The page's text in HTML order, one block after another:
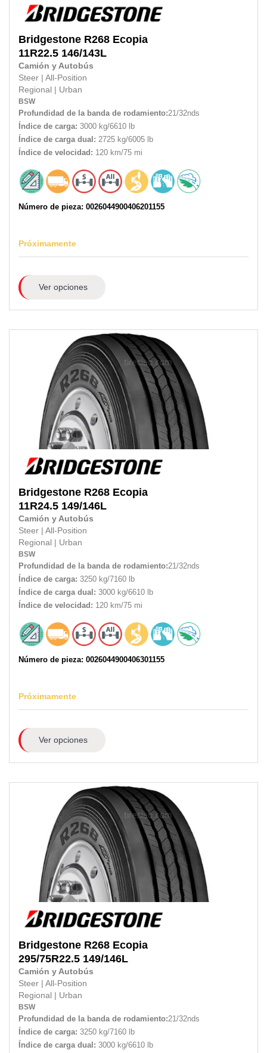
Bridgestone R268 Ecopia
11R22.5 146/143L
Camión y Autobús
Steer
All-Position
Regional
Urban
BSW
Profundidad de la banda de rodamiento:21/32nds
Índice de carga: 3000 kg/6610 lb
Índice de carga dual: 2725 kg/6005 lb
Índice de velocidad: 120 km/75 mi
Número de pieza: 0026044900406201155
Próximamente
Ver opciones
Bridgestone R268 Ecopia
11R24.5 149/146L
Camión y Autobús
Steer
All-Position
Regional
Urban
BSW
Profundidad de la banda de rodamiento:21/32nds
Índice de carga: 3250 kg/7160 lb
Índice de carga dual: 3000 kg/6610 lb
Índice de velocidad: 120 km/75 mi
Número de pieza: 0026044900406301155
Próximamente
Ver opciones
Bridgestone R268 Ecopia
295/75R22.5 149/146L
Camión y Autobús
Steer
All-Position
Regional
Urban
BSW
Profundidad de la banda de rodamiento:21/32nds
Índice de carga: 3250 kg/7160 lb
Índice de carga dual: 3000 kg/6610 lb